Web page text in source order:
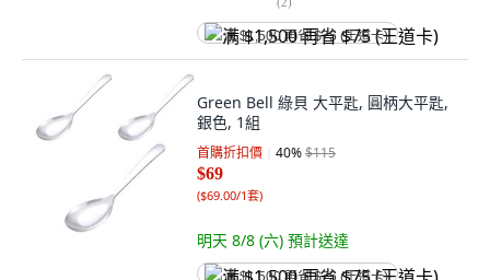
满 $1,500 再省 $75 (王道卡)
Green Bell 綠貝 大平匙, 圓柄大平匙,
銀色, 1組
首購折扣價 40%$115
$69
($69.00/1套)
明天 8/8 (六) 預計送達
满 $1,500 再省 $75 (王道卡)